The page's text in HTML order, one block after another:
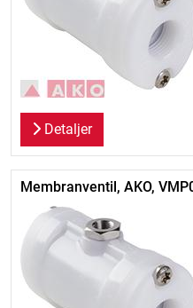
Detaljer
Membranventil, AKO,